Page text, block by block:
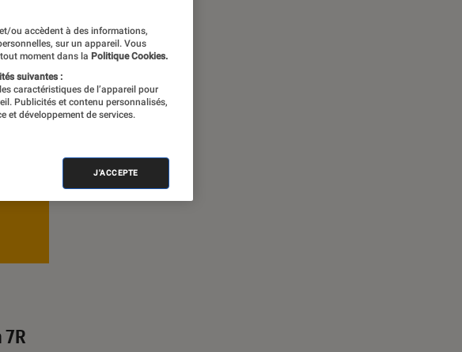
5
ou accèdent à des informations,
sur un appareil. Vous
moment dans la Politique Cookies.
suivantes :
caractéristiques de l’appareil pour
Publicités et contenu personnalisés,
et développement de services.
J'ACCEPTE